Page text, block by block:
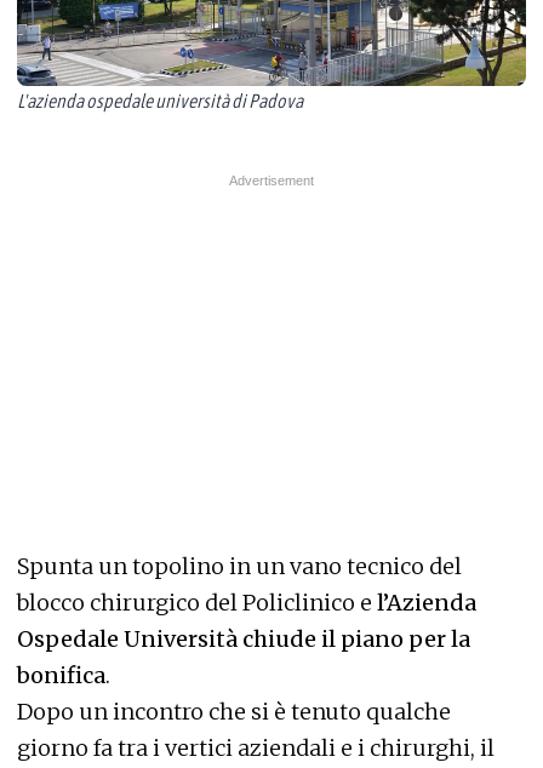
L'azienda ospedale università di Padova
Spunta un topolino in un vano tecnico del
blocco chirurgico del Policlinico e l’Azienda
Ospedale Università chiude il piano per la
bonifica.
Dopo un incontro che si è tenuto qualche
giorno fa tra i vertici aziendali e i chirurghi, il